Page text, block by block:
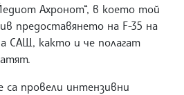
Ахронот“, в което той
предоставянето на F-35 на
САЩ, както и че полагат
провели интензивни